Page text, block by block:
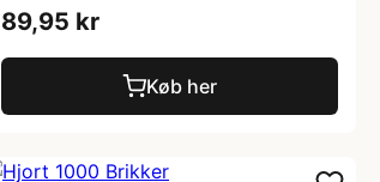
89,95 kr
Køb her